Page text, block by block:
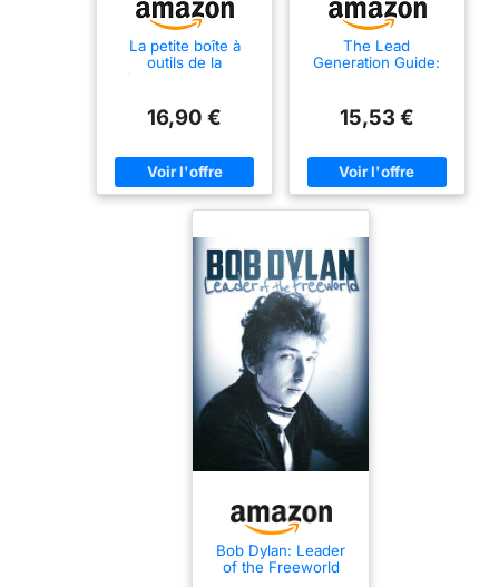
La petite boîte à
outils de la
main et 9 plans
d'action
16,90 €
The Lead
Generation Guide:
Attract Your Ideal
Clients & Increase
15,53 €
Bob Dylan: Leader
of the Freeworld